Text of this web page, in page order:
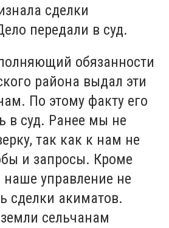
сделки
передали в суд.
обязанности
района выдал эти
По этому факту его
в суд. Ранее мы не
так как к нам не
и запросы. Кроме
наше управление не
сделки акиматов.
сельчанам